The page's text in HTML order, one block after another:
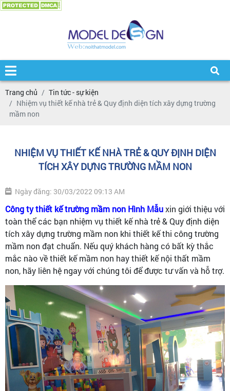
Trang chủ
Tin tức - sự kiện
Nhiệm vụ thiết kế nhà trẻ & Quy định diện tích xây dựng trường
mầm non
NHIỆM VỤ THIẾT KẾ NHÀ TRẺ & QUY ĐỊNH DIỆN
TÍCH XÂY DỰNG TRƯỜNG MẦM NON
Ngày đăng: 30/03/2022 09:13 AM
Công ty thiết kế trường mầm non Hình Mẫuxin giới thiệu với
toàn thể các bạn nhiệm vụ thiết kế nhà trẻ & Quy định diện
tích xây dựng trường mầm non khi thiết kế thi công trường
mầm non đạt chuẩn. Nếu quý khách hàng có bất kỳ thắc
mắc nào về thiết kế mầm non hay thiết kế nội thất mầm
non, hãy liên hệ ngay với chúng tôi để được tư vấn và hỗ trợ.